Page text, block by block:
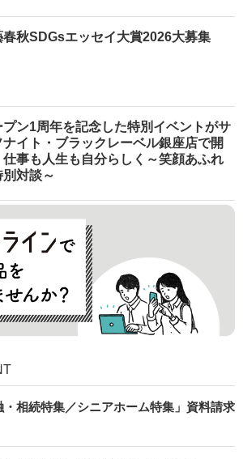
春秋SDGsエッセイ大賞2026大募集
プン1周年を記念した特別イベントがサ
ナイト・ブラックレーベル銀座店で開
事も人生も自分らしく～笑顔あふれ
別対談～
相続特集／シニアホーム特集」資料請求